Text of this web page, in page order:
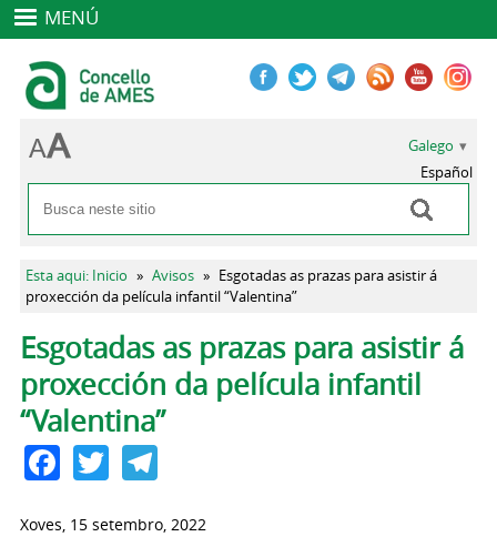
MENÚ
Formulario de busca
Buscar
Galego
Español
Vostede está aquí
Esta aqui: Inicio » Avisos » Esgotadas as prazas para asistir á
proxección da película infantil “Valentina”
Pestanas principais
Esgotadas as prazas para asistir á
proxección da película infantil
“Valentina”
Facebook
TwitterTelegram
Xoves, 15 setembro, 2022